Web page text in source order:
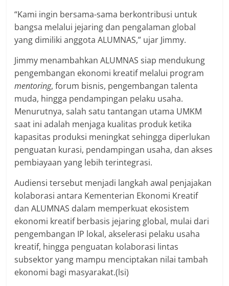
“Kami ingin bersama-sama berkontribusi untuk
bangsa melalui jejaring dan pengalaman global
yang dimiliki anggota ALUMNAS,” ujar Jimmy.
Jimmy menambahkan ALUMNAS siap mendukung
pengembangan ekonomi kreatif melalui program
mentoring, forum bisnis, pengembangan talenta
muda, hingga pendampingan pelaku usaha.
Menurutnya, salah satu tantangan utama UMKM
saat ini adalah menjaga kualitas produk ketika
kapasitas produksi meningkat sehingga diperlukan
penguatan kurasi, pendampingan usaha, dan akses
pembiayaan yang lebih terintegrasi.
Audiensi tersebut menjadi langkah awal penjajakan
kolaborasi antara Kementerian Ekonomi Kreatif
dan ALUMNAS dalam memperkuat ekosistem
ekonomi kreatif berbasis jejaring global, mulai dari
pengembangan IP lokal, akselerasi pelaku usaha
kreatif, hingga penguatan kolaborasi lintas
subsektor yang mampu menciptakan nilai tambah
ekonomi bagi masyarakat.(lsi)